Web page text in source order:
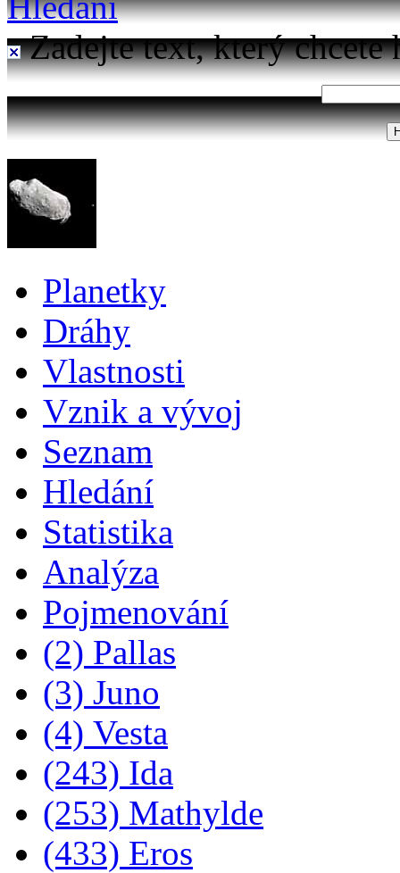
Zadejte text, který chcete
Planetky
Dráhy
Vlastnosti
Vznik a vývoj
Seznam
Hledání
Statistika
Analýza
Pojmenování
(2) Pallas
(3) Juno
(4) Vesta
(243) Ida
(253) Mathylde
(433) Eros